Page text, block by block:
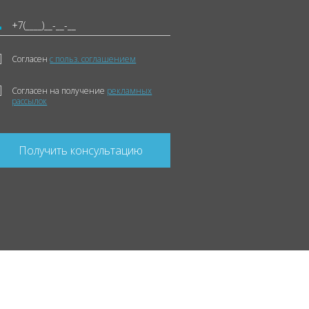
Согласенс польз. соглашением
Согласен на получение рекламных
рассылок
Получить консультацию